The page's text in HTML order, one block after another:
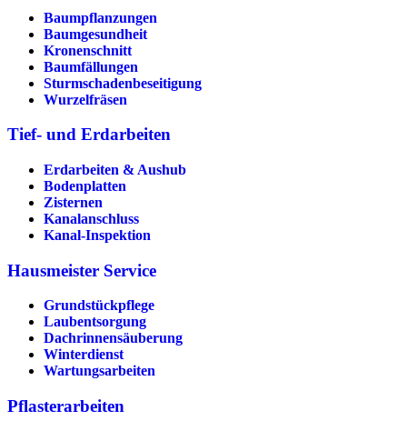
Baumpflanzungen
Baumgesundheit
Kronenschnitt
Baumfällungen
Sturmschadenbeseitigung
Wurzelfräsen
Tief- und Erdarbeiten
Erdarbeiten & Aushub
Bodenplatten
Zisternen
Kanalanschluss
Kanal-Inspektion
Hausmeister Service
Grundstückpflege
Laubentsorgung
Dachrinnen­säuberung
Winterdienst
Wartungsarbeiten
Pflasterarbeiten